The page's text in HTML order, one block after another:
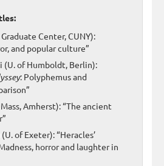
Center, CUNY):
and popular culture”
(U. of Humboldt, Berlin):
: Polyphemus and
Amherst): “The ancient
of Exeter): “Heracles’
horror and laughter in